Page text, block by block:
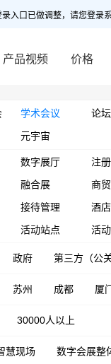
入口已做调整，请您登录
产品视频 价格
学术会议 论
元宇宙
数字展厅 注
融合展 商
接待管理 酒
活动站点 活
政府 第三方（公
苏州 成都 厦
30000人以上
慧现场 数字会展整